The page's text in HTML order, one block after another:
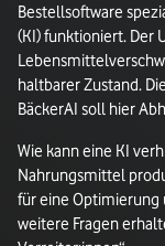
Bestellsoftware
(KI) funktioniert. Der
haltbarer Zustand.
BäckerAI soll hier
Wie kann eine KI
Nahrungsmittel
für eine Optimierung
weitere Fragen